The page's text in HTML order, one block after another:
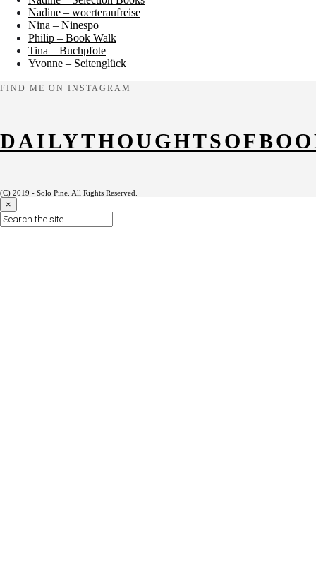
Nadine – woerteraufreise
Nina – Ninespo
Philip – Book Walk
Tina – Buchpfote
Yvonne – Seitenglück
FIND ME ON INSTAGRAM
(C) 2019 - Solo Pine. All Rights Reserved.
×